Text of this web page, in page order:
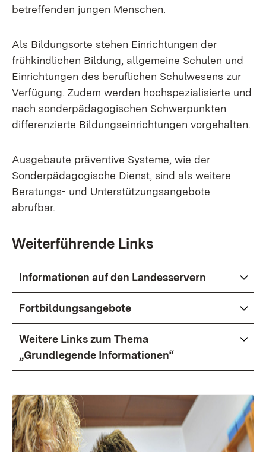
betreffenden jungen Menschen.
Als Bildungsorte stehen Einrichtungen der
frühkindlichen Bildung, allgemeine Schulen und
Einrichtungen des beruflichen Schulwesens zur
Verfügung. Zudem werden hochspezialisierte und
nach sonderpädagogischen Schwerpunkten
differenzierte Bildungseinrichtungen vorgehalten.
Ausgebaute präventive Systeme, wie der
Sonderpädagogische Dienst, sind als weitere
Beratungs- und Unterstützungsangebote
abrufbar.
Weiterführende Links
Informationen auf den Landesservern
Fortbildungsangebote
Weitere Links zum Thema
„Grundlegende Informationen“